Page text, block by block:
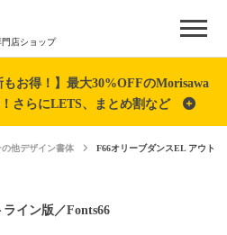
Menu
店ショップ
もお得！】最大30%OFFのMorisawa
さらにLETS、まとめ割など
の他デザイン書体
F66オリーブダンスEL アウト
イン版／Fonts66